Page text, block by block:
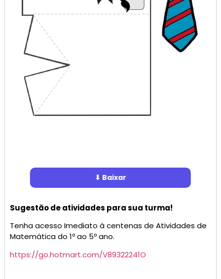
⬇ Baixar
Sugestão de atividades para sua turma!
Tenha acesso Imediato à centenas de Atividades de
Matemática do 1º ao 5º ano.
https://go.hotmart.com/V89322241O